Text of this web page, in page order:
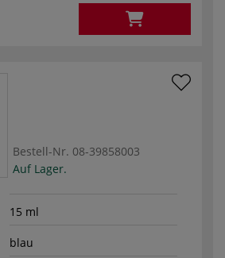
Bestell-Nr. 08-39858003
Auf Lager.
15 ml
blau